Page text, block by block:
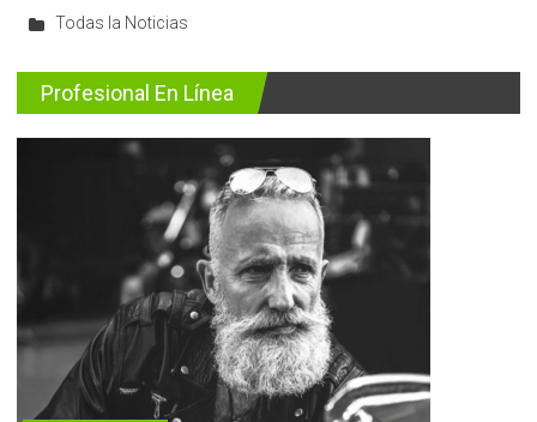
Todas la Noticias
Profesional En Línea